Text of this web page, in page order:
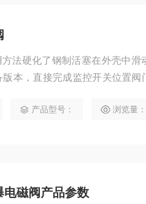
法硬化了钢制活塞在外壳中
本，直接完成监控开关位置
产品型号： 浏览量
电磁阀产品参数